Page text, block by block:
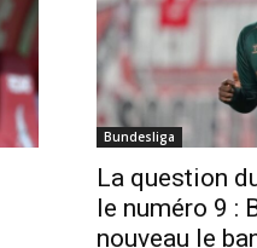
Bundesliga
La question
le numéro 9 :
nouveau le